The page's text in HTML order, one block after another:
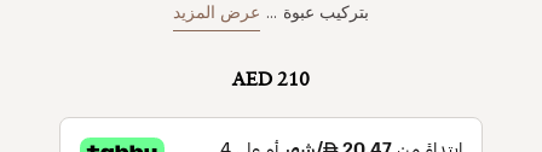
بتركيب عبوة ... عرض المزيد
AED 210